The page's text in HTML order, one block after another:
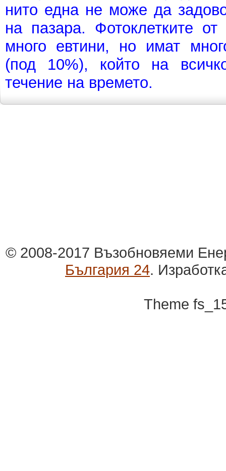
нито една не можe да
на пазара. Фотоклетките
много евтини, но имат
(под 10%), който на
течение на времето.
© 2008-2017 Възобновяеми
България 24.
Theme